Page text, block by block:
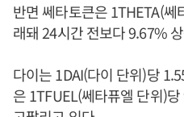
반면 쎄타토큰은 1THETA(
래돼 24시간 전보다 9.67%
다이는 1DAI(다이 단위)당
은 1TFUEL(쎄타퓨엘 단위)